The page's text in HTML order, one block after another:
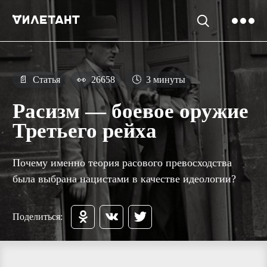
📄 Статья 👀 26658 🕓 3 минуты
Расизм — боевое оружие
Третьего рейха
Почему именно теория расового превосходства
была выбрана нацистами в качестве идеологии?
Поделиться: